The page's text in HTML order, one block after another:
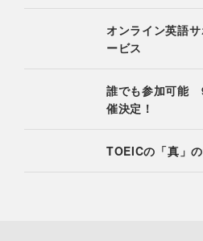
オンライン英語
ービス
誰でも参加可能
催決定！
TOEICの「真」